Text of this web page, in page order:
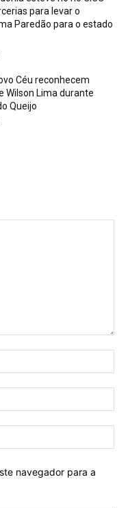
para levar o
Paredão para o estado
Céu reconhecem
Wilson Lima durante
Queijo
navegador para a